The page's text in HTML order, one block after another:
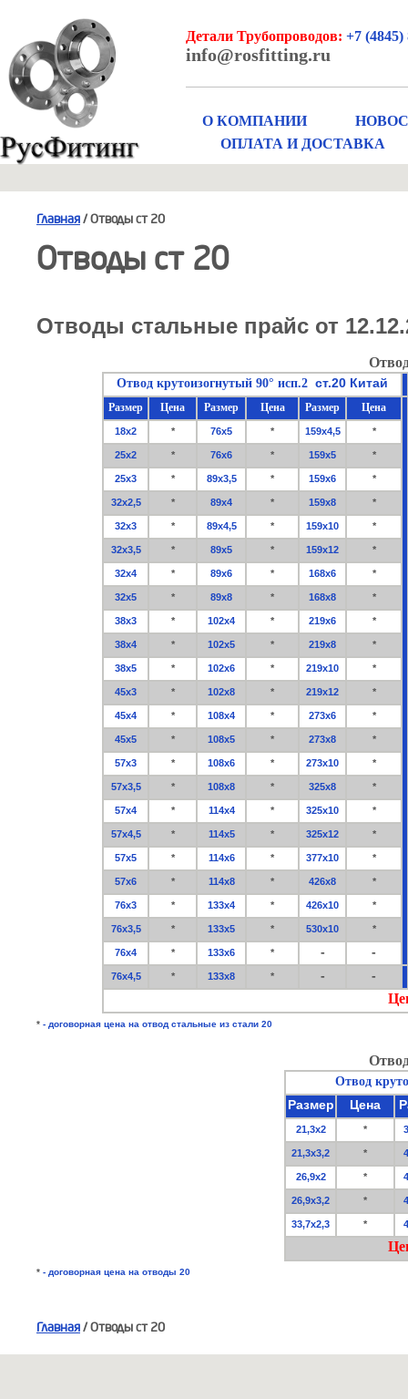
Детали Трубопроводов: +7 (4845)
info@rosfitting.ru
О КОМПАНИИ
ОПЛАТА И ДОСТАВКА
Главная/ Отводы ст 20
Отводы ст 20
Отводы стальные прайс от
Отвод крутоизогнутый 90° исп.2 ст.20 Китай
Размер Цена Размер Цена Размер Цена
18х2 * 76х5 * 159х4,5 *
25х2 * 76х6 * 159х5 *
25х3 * 89х3,5 * 159х6 *
32х2,5 * 89х4 * 159х8 *
32х3 * 89х4,5 * 159х10 *
32х3,5 * 89х5 * 159х12 *
32х4 * 89х6 * 168х6 *
32х5 * 89х8 * 168х8 *
38х3 * 102х4 * 219х6 *
38х4 * 102х5 * 219х8 *
38х5 * 102х6 * 219х10 *
45х3 * 102х8 * 219х12 *
45х4 * 108х4 * 273х6 *
45х5 * 108х5 * 273х8 *
57х3 * 108х6 * 273х10 *
57х3,5 * 108х8 * 325х8 *
57х4 * 114х4 * 325х10 *
57х4,5 * 114х5 * 325х12 *
57х5 * 114х6 * 377х10 *
57х6 * 114х8 * 426х8 *
76х3 * 133х4 * 426х10 *
76х3,5 * 133х5 * 530х10 *
76х4 * 133х6 * - -
76х4,5 * 133х8 * - -
* - договорная цена на отвод стальные из стали 20
Отвод
Размер Цена
21,3х2 *
21,3х3,2 *
26,9х2 *
26,9х3,2 *
33,7х2,3 *
* - договорная цена на отводы 20
Главная/ Отводы ст 20